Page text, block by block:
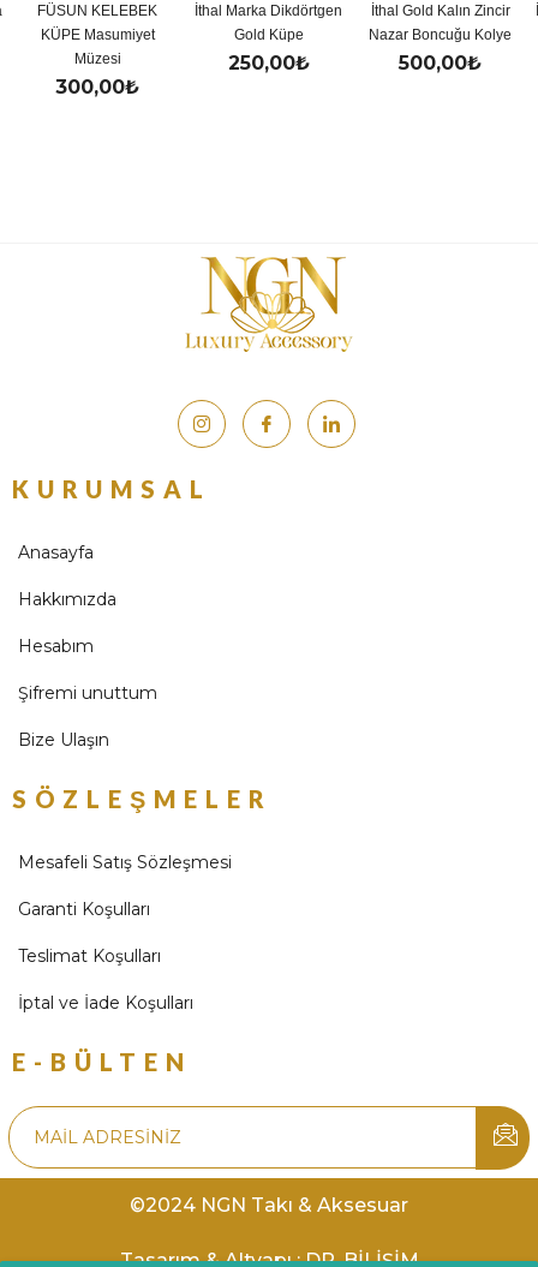
FÜSUN KELEBEK
KÜPE Masumiyet
Müzesi
300,00₺
İthal Marka Dikdörtgen
Gold Küpe
250,00₺
İthal Gold Kalın Zincir
Nazar Boncuğu Kolye
500,00₺
KURUMSAL
Anasayfa
Hakkımızda
Hesabım
Şifremi unuttum
Bize Ulaşın
SÖZLEŞMELER
Mesafeli Satış Sözleşmesi
Garanti Koşulları
Teslimat Koşulları
İptal ve İade Koşulları
E-BÜLTEN
©2024 NGN Takı & Aksesuar
Tasarım & Altyapı : DR. BİLİŞİM